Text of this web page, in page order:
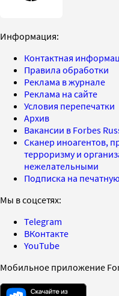
Информация:
Контактная
Правила обработки
Реклама в журнале
Реклама на сайте
Условия перепечатки
Архив
Вакансии в Forbes
Сканер иноагентов,
терроризму и
нежелательными
Подписка на
Мы в соцсетях:
Telegram
ВКонтакте
YouTube
Мобильное приложение